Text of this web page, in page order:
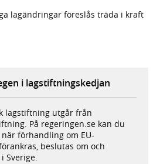
lagändringar föreslås träda i kraft
i lagstiftningskedjan
lagstiftning utgår från
På regeringen.se kan du
förhandling om EU-
beslutas om och
Sverige.